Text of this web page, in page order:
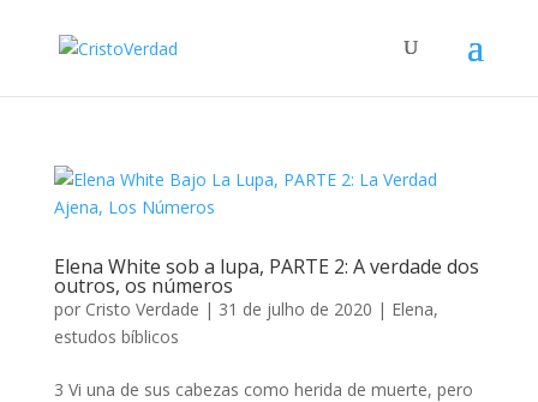
Elena White sob a lupa, PARTE 2: A verdade dos
outros, os números
por Cristo Verdade | 31 de julho de 2020 | Elena,
estudos bíblicos
3 Vi una de sus cabezas como herida de muerte, pero